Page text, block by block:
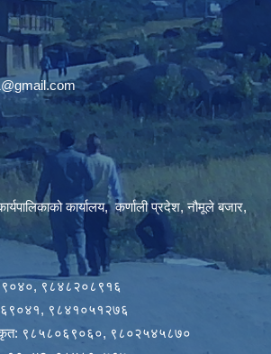
कार्यालय, कर्णाली प्रदेश, नौमूले बजार,
९८४८२०८९१६
९८४१०५१२७६
९८५८०६९०६०, ९८०२५४५८७०